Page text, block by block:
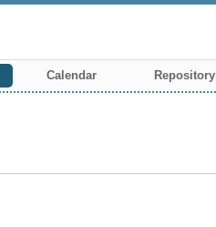
Calendar Repository